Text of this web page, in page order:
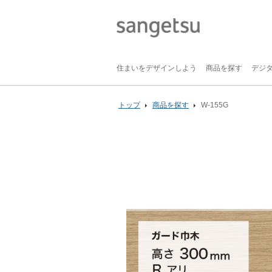
住まいをデザインしよう 商品を探す デジ
トップ 商品を探す W-155G